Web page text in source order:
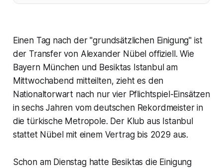
Einen Tag nach der "grundsätzlichen Einigung" ist
der Transfer von Alexander Nübel offiziell. Wie
Bayern München und Besiktas Istanbul am
Mittwochabend mitteilten, zieht es den
Nationaltorwart nach nur vier Pflichtspiel-Einsätzen
in sechs Jahren vom deutschen Rekordmeister in
die türkische Metropole. Der Klub aus Istanbul
stattet Nübel mit einem Vertrag bis 2029 aus.
Schon am Dienstag hatte Besiktas die Einigung